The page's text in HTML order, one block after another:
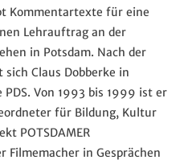
Kommentartexte für eine
Lehrauftrag an der
in Potsdam. Nach der
sich Claus Dobberke in
Von 1993 bis 1999 ist er
für Bildung, Kultur
POTSDAMER
Filmemacher in Gesprächen